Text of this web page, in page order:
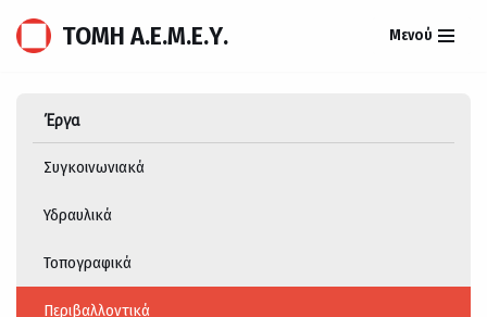
Μεταπηδήστε
περιεχόμενο
ΤΟΜΗ Α.Ε.Μ.Ε.Υ. Μενού
Έργα
Συγκοινωνιακά
Υδραυλικά
Τοπογραφικά
Περιβαλλοντικά